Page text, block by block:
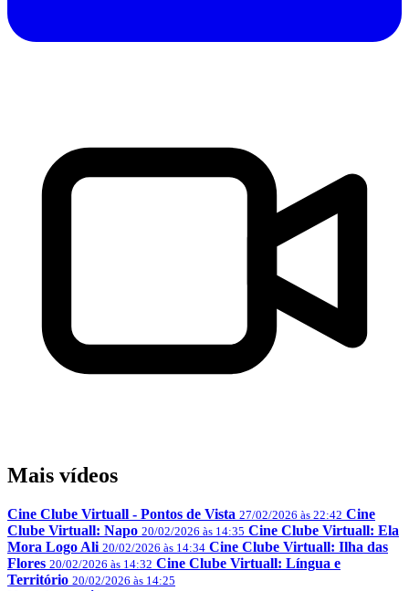
Mais vídeos
Cine Clube Virtuall - Pontos de Vista 27/02/2026 às 22:42 Cine
Clube Virtuall: Napo 20/02/2026 às 14:35 Cine Clube Virtuall: Ela
Mora Logo Ali 20/02/2026 às 14:34 Cine Clube Virtuall: Ilha das
Flores 20/02/2026 às 14:32 Cine Clube Virtuall: Língua e
Território 20/02/2026 às 14:25